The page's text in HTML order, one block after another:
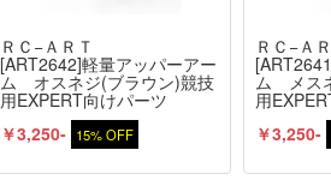
ＲＣ−ＡＲＴ
[ART2642]軽量アッパーアー
ム オスネジ(ブラウン)競技
用EXPERT向けパーツ
￥3,250- 15% OFF
ＲＣ−Ａ
ム メス
用
￥3,250-